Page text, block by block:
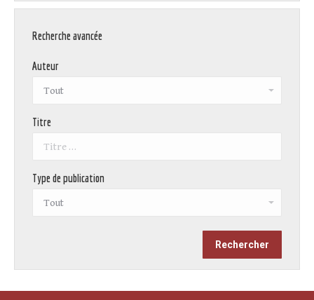
Recherche avancée
Auteur
Titre
Type de publication